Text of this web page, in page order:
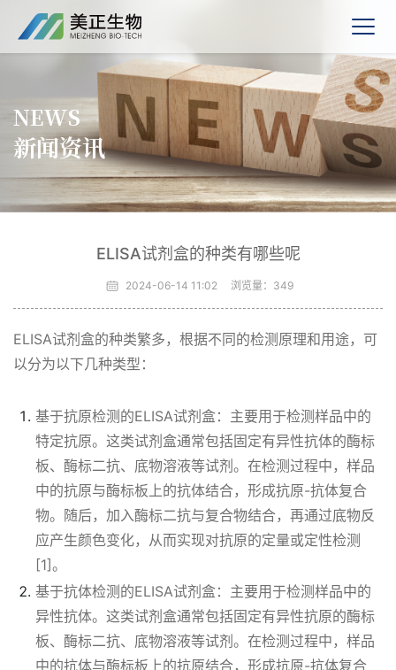
NEWS
新闻资讯
ELISA试剂盒的种类有哪些呢
2024-06-14 11:02 浏览量： 349
ELISA试剂盒的种类繁多，根据不同的检测原理和用途，可
以分为以下几种类型：
基于抗原检测的ELISA试剂盒：主要用于检测样品中的
特定抗原。这类试剂盒通常包括固定有异性抗体的酶标
板、酶标二抗、底物溶液等试剂。在检测过程中，样品
中的抗原与酶标板上的抗体结合，形成抗原-抗体复合
物。随后，加入酶标二抗与复合物结合，再通过底物反
应产生颜色变化，从而实现对抗原的定量或定性检测
[1]。
基于抗体检测的ELISA试剂盒：主要用于检测样品中的
异性抗体。这类试剂盒通常包括固定有异性抗原的酶标
板、酶标二抗、底物溶液等试剂。在检测过程中，样品
中的抗体与酶标板上的抗原结合，形成抗原-抗体复合